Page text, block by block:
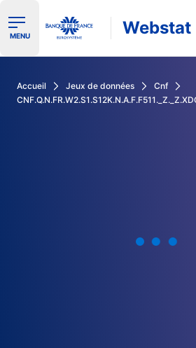
Ouvrir le menu de navigation
MENU Webstat
Accueil Jeux de données
Cnf